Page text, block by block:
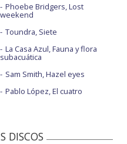
Phoebe Bridgers, Lost
weekend
Toundra, Siete
La Casa Azul, Fauna y flora
subacuática
Sam Smith, Hazel eyes
Pablo López, El cuatro
DISCOS